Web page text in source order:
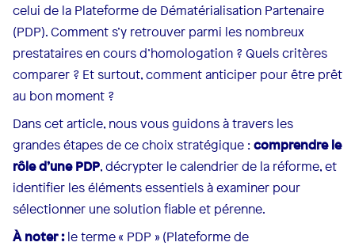
celui de la Plateforme de Dématérialisation Partenaire
(PDP). Comment s’y retrouver parmi les nombreux
prestataires en cours d’homologation ? Quels critères
comparer ? Et surtout, comment anticiper pour être prêt
au bon moment ?
Dans cet article, nous vous guidons à travers les
grandes étapes de ce choix stratégique : comprendre le
rôle d’une PDP, décrypter le calendrier de la réforme, et
identifier les éléments essentiels à examiner pour
sélectionner une solution fiable et pérenne.
À noter :le terme « PDP » (Plateforme de